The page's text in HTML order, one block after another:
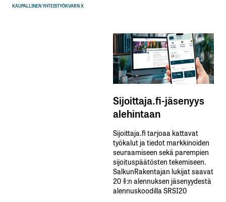
KAUPALLINEN YHTEISTYÖKVARN X
Sijoittaja.fi-jäsenyys
alehintaan
Sijoittaja.fi tarjoaa kattavat
työkalut ja tiedot markkinoiden
seuraamiseen sekä parempien
sijoituspäätösten tekemiseen.
SalkunRakentajan lukijat saavat
20 %:n alennuksen jäsenyydestä
alennuskoodilla SRSI20